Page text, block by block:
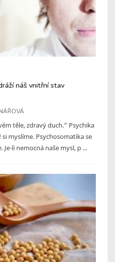
náš vnitřní stav
těle, zdravý duch.“ Psychika
myslíme. Psychosomatika se
li nemocná naše mysl, p ...